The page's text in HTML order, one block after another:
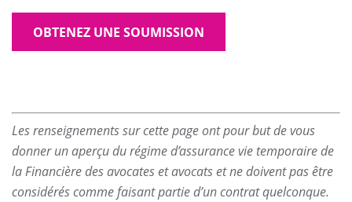
OBTENEZ UNE SOUMISSION
Les renseignements sur cette page ont pour but de vous
donner un aperçu du régime d’assurance vie temporaire de
la Financière des avocates et avocats et ne doivent pas être
considérés comme faisant partie d’un contrat quelconque.